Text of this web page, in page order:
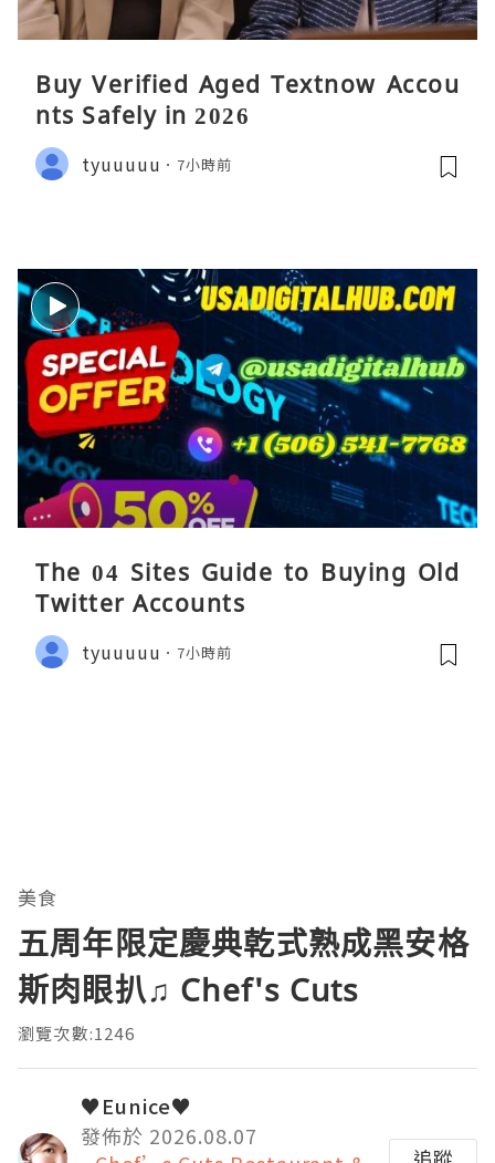
Buy Verified Aged Textnow Accou
nts Safely in 2026
tyuuuuu 7小時前
The 04 Sites Guide to Buying Old
Twitter Accounts
tyuuuuu 7小時前
美食
五周年限定慶典乾式熟成黑安格
斯肉眼扒♫ Chef's Cuts
瀏覽次數:1246
♥Eunice♥
發佈於 2026.08.07
追蹤